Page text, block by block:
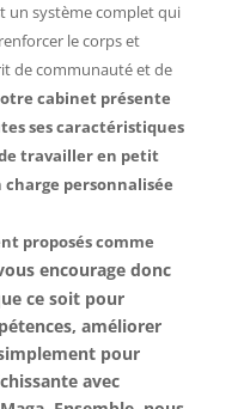
un système complet qui
le corps et
de communauté et de
cabinet présente
ses caractéristiques
travailler en petit
personnalisée
proposés comme
encourage donc
ce soit pour
améliorer
pour
avec